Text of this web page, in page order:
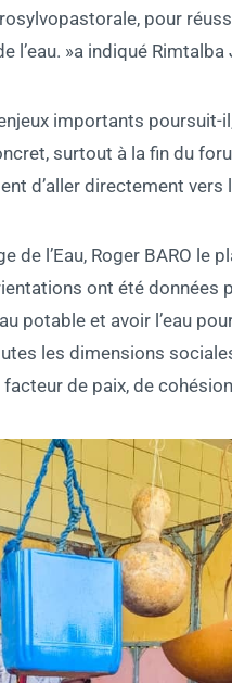
pour
l’eau. »a indiqué Rimtalba
importants poursuit-
surtout à la fin du
d’aller directement
de l’Eau, Roger BARO
ont été données
potable et avoir l’eau
les dimensions
facteur de paix, de